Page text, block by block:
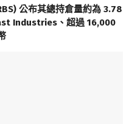
公布其總持倉量約為 3.78
Industries、超過 16,000